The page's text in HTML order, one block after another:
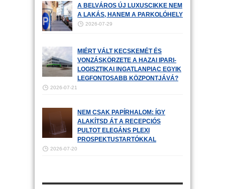
A BELVÁROS ÚJ LUXUSCIKKE NEM
A LAKÁS, HANEM A PARKOLÓHELY
2026-07-29
MIÉRT VÁLT KECSKEMÉT ÉS
VONZÁSKÖRZETE A HAZAI IPARI-
LOGISZTIKAI INGATLANPIAC EGYIK
LEGFONTOSABB KÖZPONTJÁVÁ?
2026-07-21
NEM CSAK PAPÍRHALOM: ÍGY
ALAKÍTSD ÁT A RECEPCIÓS
PULTOT ELEGÁNS PLEXI
PROSPEKTUSTARTÓKKAL
2026-07-20